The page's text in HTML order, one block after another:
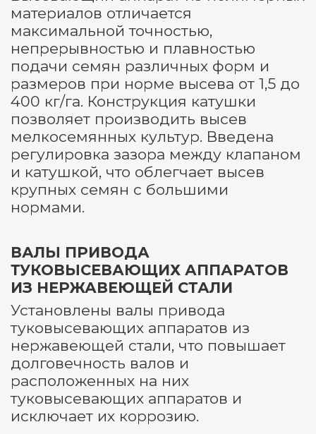
материалов отличается
максимальной точностью,
непрерывностью и плавностью
подачи семян различных форм и
размеров при норме высева от 1,5 до
400 кг/га. Конструкция катушки
позволяет производить высев
мелкосемянных культур. Введена
регулировка зазора между клапаном
и катушкой, что облегчает высев
крупных семян с большими
нормами.
ВАЛЫ ПРИВОДА
ТУКОВЫСЕВАЮЩИХ АППАРАТОВ
ИЗ НЕРЖАВЕЮЩЕЙ СТАЛИ
Установлены валы привода
туковысевающих аппаратов из
нержавеющей стали, что повышает
долговечность валов и
расположенных на них
туковысевающих аппаратов и
исключает их коррозию.